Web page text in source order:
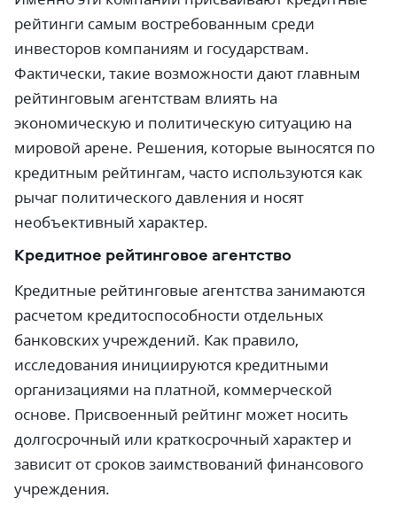
рейтинги самым востребованным среди
инвесторов компаниям и государствам.
Фактически, такие возможности дают главным
рейтинговым агентствам влиять на
экономическую и политическую ситуацию на
мировой арене. Решения, которые выносятся по
кредитным рейтингам, часто используются как
рычаг политического давления и носят
необъективный характер.
Кредитное рейтинговое агентство
Кредитные рейтинговые агентства занимаются
расчетом кредитоспособности отдельных
банковских учреждений. Как правило,
исследования инициируются кредитными
организациями на платной, коммерческой
основе. Присвоенный рейтинг может носить
долгосрочный или краткосрочный характер и
зависит от сроков заимствований финансового
учреждения.